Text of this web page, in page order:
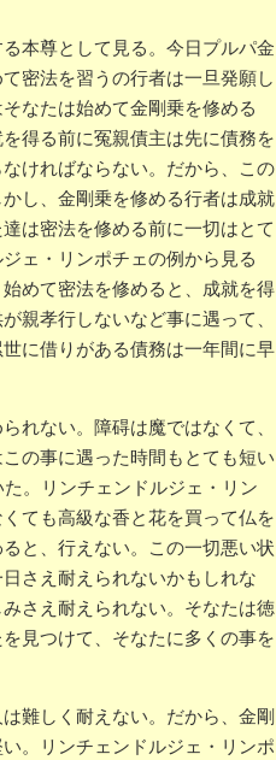
本尊として見る。今日プルパ金
密法を習うの行者は一旦発願し
なたは始めて金剛乗を修める
得る前に冤親債主は先に債務を
ければならない。だから、この
し、金剛乗を修める行者は成就
は密法を修める前に一切はとて
ェ・リンポチェの例から見る
めて密法を修めると、成就を得
親孝行しないなど事に遇って、
に借りがある債務は一年間に早
れない。障碍は魔ではなくて、
の事に遇った時間もとても短い
。リンチェンドルジェ・リン
ても高級な香と花を買って仏を
と、行えない。この一切悪い状
さえ耐えられないかもしれな
さえ耐えられない。そなたは徳
見つけて、そなたに多くの事を
難しく耐えない。だから、金剛
。リンチェンドルジェ・リンポ